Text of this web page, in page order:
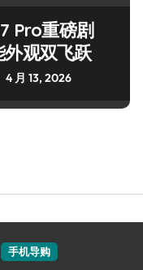
Pro重磅剧
观双飞跃
4 月 13, 2026
手机导购